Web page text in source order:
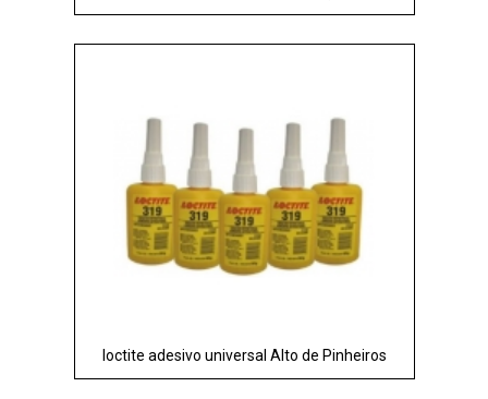
loctite adesivo universal Alto de Pinheiros